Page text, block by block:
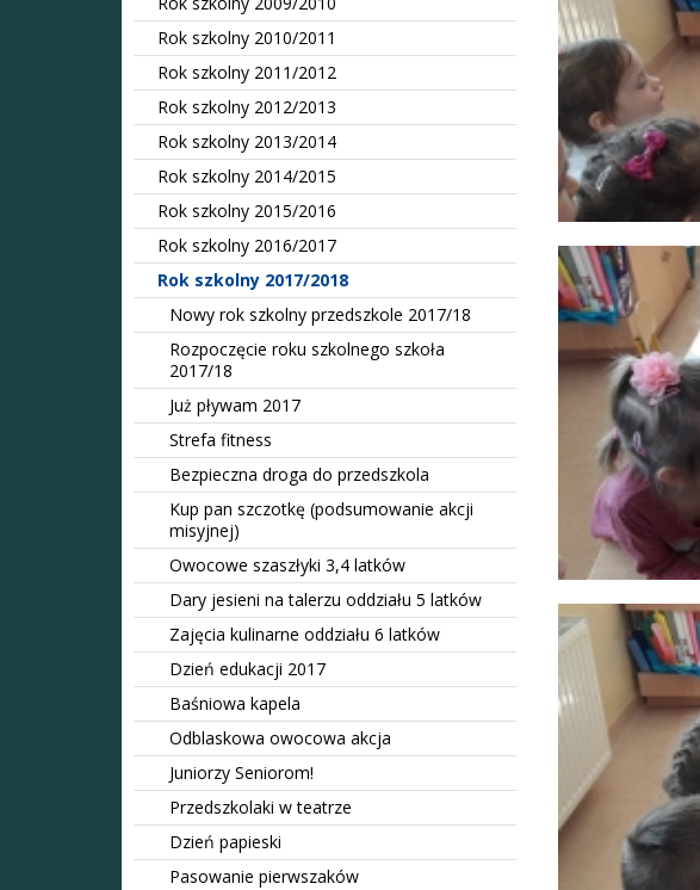
Rok szkolny 2010/2011
Rok szkolny 2011/2012
Rok szkolny 2012/2013
Rok szkolny 2013/2014
Rok szkolny 2014/2015
Rok szkolny 2015/2016
Rok szkolny 2016/2017
Rok szkolny 2017/2018
Nowy rok szkolny przedszkole 2017/18
Rozpoczęcie roku szkolnego szkoła
2017/18
Już pływam 2017
Strefa fitness
Bezpieczna droga do przedszkola
Kup pan szczotkę (podsumowanie akcji
misyjnej)
Owocowe szaszłyki 3,4 latków
Dary jesieni na talerzu oddziału 5 latków
Zajęcia kulinarne oddziału 6 latków
Dzień edukacji 2017
Baśniowa kapela
Odblaskowa owocowa akcja
Juniorzy Seniorom!
Przedszkolaki w teatrze
Dzień papieski
Pasowanie pierwszaków